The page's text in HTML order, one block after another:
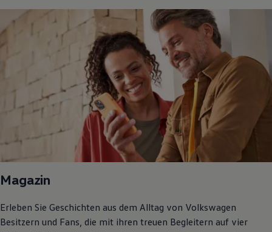
Magazin
Erleben Sie Geschichten aus dem Alltag von Volkswagen
Besitzern und Fans, die mit ihren treuen Begleitern auf vier